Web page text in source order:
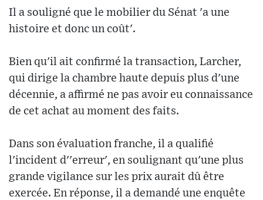
Il a souligné que le mobilier du Sénat 'a une
histoire et donc un coût'.
Bien qu'il ait confirmé la transaction, Larcher,
qui dirige la chambre haute depuis plus d'une
décennie, a affirmé ne pas avoir eu connaissance
de cet achat au moment des faits.
Dans son évaluation franche, il a qualifié
l'incident d''erreur', en soulignant qu'une plus
grande vigilance sur les prix aurait dû être
exercée. En réponse, il a demandé une enquête